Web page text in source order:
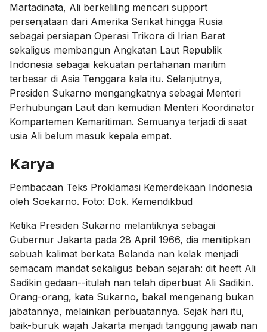
Martadinata, Ali berkeliling mencari support
persenjataan dari Amerika Serikat hingga Rusia
sebagai persiapan Operasi Trikora di Irian Barat
sekaligus membangun Angkatan Laut Republik
Indonesia sebagai kekuatan pertahanan maritim
terbesar di Asia Tenggara kala itu. Selanjutnya,
Presiden Sukarno mengangkatnya sebagai Menteri
Perhubungan Laut dan kemudian Menteri Koordinator
Kompartemen Kemaritiman. Semuanya terjadi di saat
usia Ali belum masuk kepala empat.
Karya
Pembacaan Teks Proklamasi Kemerdekaan Indonesia
oleh Soekarno. Foto: Dok. Kemendikbud
Ketika Presiden Sukarno melantiknya sebagai
Gubernur Jakarta pada 28 April 1966, dia menitipkan
sebuah kalimat berkata Belanda nan kelak menjadi
semacam mandat sekaligus beban sejarah: dit heeft Ali
Sadikin gedaan--itulah nan telah diperbuat Ali Sadikin.
Orang-orang, kata Sukarno, bakal mengenang bukan
jabatannya, melainkan perbuatannya. Sejak hari itu,
baik-buruk wajah Jakarta menjadi tanggung jawab nan